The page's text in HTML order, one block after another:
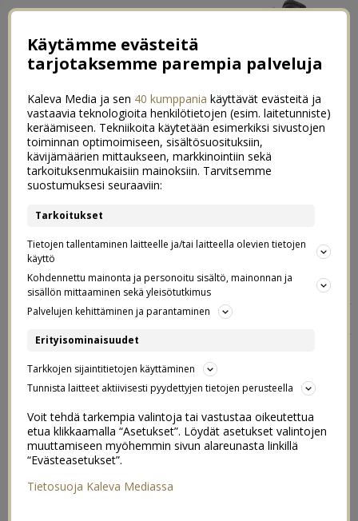
Lastenkirjainventaario –
yhdenvertaisuus ja
monikulttuurisuus kirjahyllyssä
09.06.2020
*Postaus sisältää
arvostelukappaleena
WSOY:ltä
(Karkkikirja), Otavalta
menee päiväkotiin, Päiväkoti
Heippakamu: Hung ja Pantteripako,
Hetki ennen kuin maailma muuttui,
Kuinka vauvoja tehdään?) &
Käytämme evästeitä
tarjotaksemme parempia palveluja
Kaleva Media ja sen 40 kumppania käyttävät evästeitä ja
vastaavia teknologioita henkilötietojen (esim. laitetunniste)
keräämiseen. Tekniikoita käytetään esimerkiksi sivustojen
toiminnan optimoimiseen, sisältösuosituksiin,
kävijämäärien mittaukseen, markkinointiin sekä
tarkoituksenmukaisiin mainoksiin. Tarvitsemme
suostumuksesi seuraaviin:
Tarkoitukset
Tietojen tallentaminen laitteelle ja/tai laitteella olevien tietojen
käyttö
Kohdennettu mainonta ja personoitu sisältö, mainonnan ja
sisällön mittaaminen sekä yleisötutkimus
Palvelujen kehittäminen ja parantaminen
Erityisominaisuudet
Tarkkojen sijaintitietojen käyttäminen
Tunnista laitteet aktiivisesti pyydettyjen tietojen perusteella
Voit tehdä tarkempia valintoja tai vastustaa oikeutettua
etua klikkaamalla “Asetukset”. Löydät asetukset valintojen
muuttamiseen myöhemmin sivun alareunasta linkillä
“Evästeasetukset”.
Tietosuoja Kaleva Mediassa